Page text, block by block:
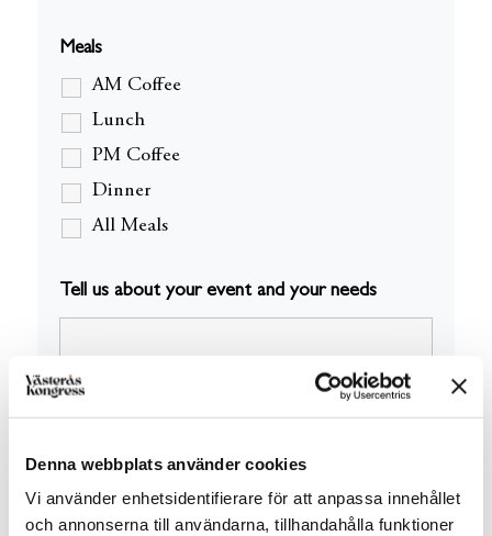
Denna webbplats använder cookies
Vi använder enhetsidentifierare för att anpassa innehållet
och annonserna till användarna, tillhandahålla funktioner
Meals
AM Coffee
Lunch
PM Coffee
Dinner
All Meals
Tell us about your event and your needs